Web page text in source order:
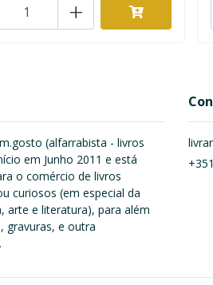
+
(alfarrabista - livros
em Junho 2011 e está
o comércio de livros
curiosos (em especial da
arte e literatura), para além
gravuras, e outra